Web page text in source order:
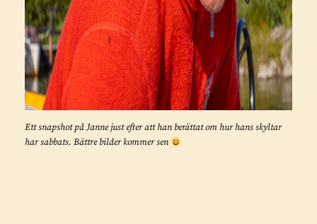
Ett snapshot på Janne just efter att han berättat om hur hans skyltar
har sabbats. Bättre bilder kommer sen